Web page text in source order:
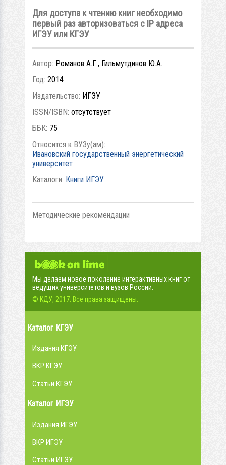
Для доступа к чтению книг необходимо
первый раз авторизоваться с IP адреса
ИГЭУ или КГЭУ
Автор: Романов А.Г., Гильмутдинов Ю.А.
Год: 2014
Издательство: ИГЭУ
ISSN/ISBN: отсутствует
ББК: 75
Относится к ВУЗу(ам):
Ивановский государственный энергетический
университет
Каталоги: Книги ИГЭУ
Методические рекомендации
Мы делаем новое поколение интерактивных книг от
ведущих университетов и вузов России.
© КДУ, 2017. Все права защищены.
Каталог КГЭУ
Издания КГЭУ
ВКР КГЭУ
Статьи КГЭУ
Каталог ИГЭУ
Издания ИГЭУ
ВКР ИГЭУ
Статьи ИГЭУ